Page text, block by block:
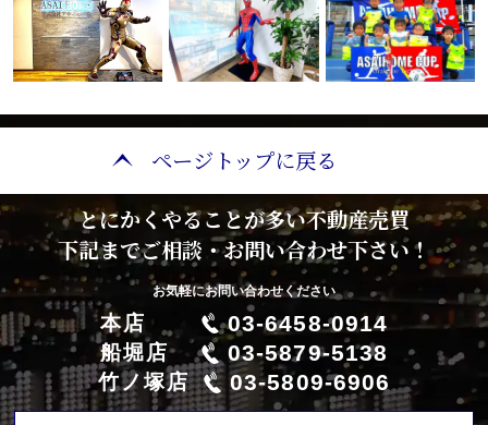
ページトップに戻る
とにかくやることが多い不動産売買
下記までご相談・お問い合わせ下さい！
お気軽にお問い合わせください
本店 03-6458-0914
船堀店 03-5879-5138
竹ノ塚店 03-5809-6906